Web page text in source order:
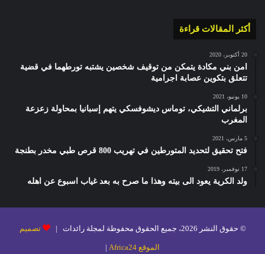
أكثر المقالات قراءة
20 أكتوبر، 2020
امن بني مكادة يتمكن من توقيف شخصين يشتبه تورطهما في قضية
تتعلق بتكوين عصابة اجرامية
10 يونيو، 2021
برلماني التشيكي، توماس ديشوفسكي يتهم إسبانيا بمحاولة زعزعة
المغرب
5 مارس، 2021
فتح تحقيق لتحديد المتورطين في تهريب 800 قرص طبي مخدر بطنجة
17 نوفمبر، 2019
ولد الكرية يعود الى بيته وهذا ما صرح به بعد غياب اسبوع عن اهله
© حقوق النشر 2026، جميع الحقوق محفوظة لمجلة رائدات | تصميم
الموقع Africa24 |